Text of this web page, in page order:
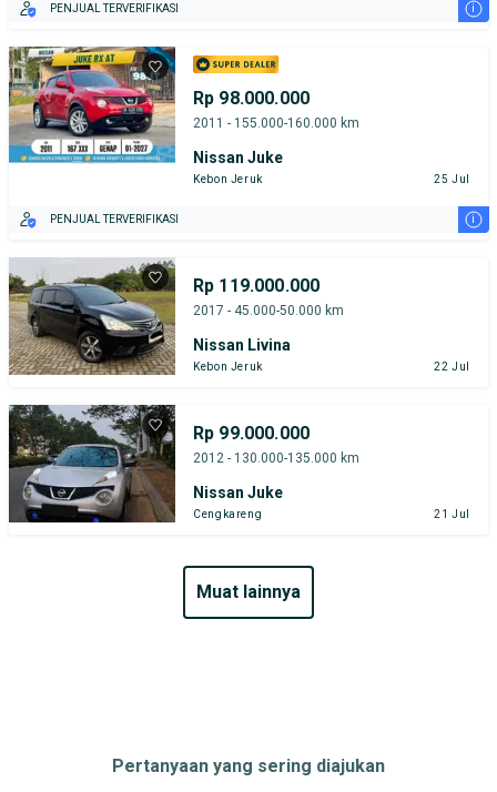
PENJUAL TERVERIFIKASI i
Rp 98.000.000
2011 - 155.000-160.000 km
Nissan Juke
Kebon Jeruk 25 Jul
PENJUAL TERVERIFIKASI i
Rp 119.000.000
2017 - 45.000-50.000 km
Nissan Livina
Kebon Jeruk 22 Jul
Rp 99.000.000
2012 - 130.000-135.000 km
Nissan Juke
Cengkareng 21 Jul
muat lainnya
Pertanyaan yang sering diajukan